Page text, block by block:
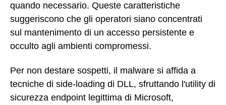
quando necessario. Queste caratteristiche
suggeriscono che gli operatori siano concentrati
sul mantenimento di un accesso persistente e
occulto agli ambienti compromessi.
Per non destare sospetti, il malware si affida a
tecniche di side-loading di DLL, sfruttando l'utility di
sicurezza endpoint legittima di Microsoft,